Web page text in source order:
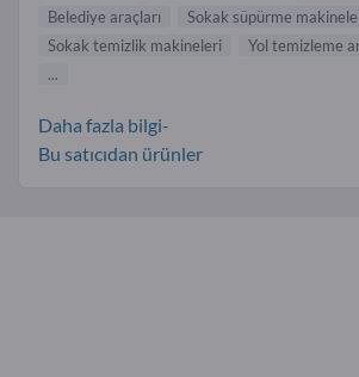
Belediye araçları
Sokak süpürme
Sokak temizlik makineleri
Yol temizleme
...
Daha fazla bilgi-
Bu satıcıdan ürünler